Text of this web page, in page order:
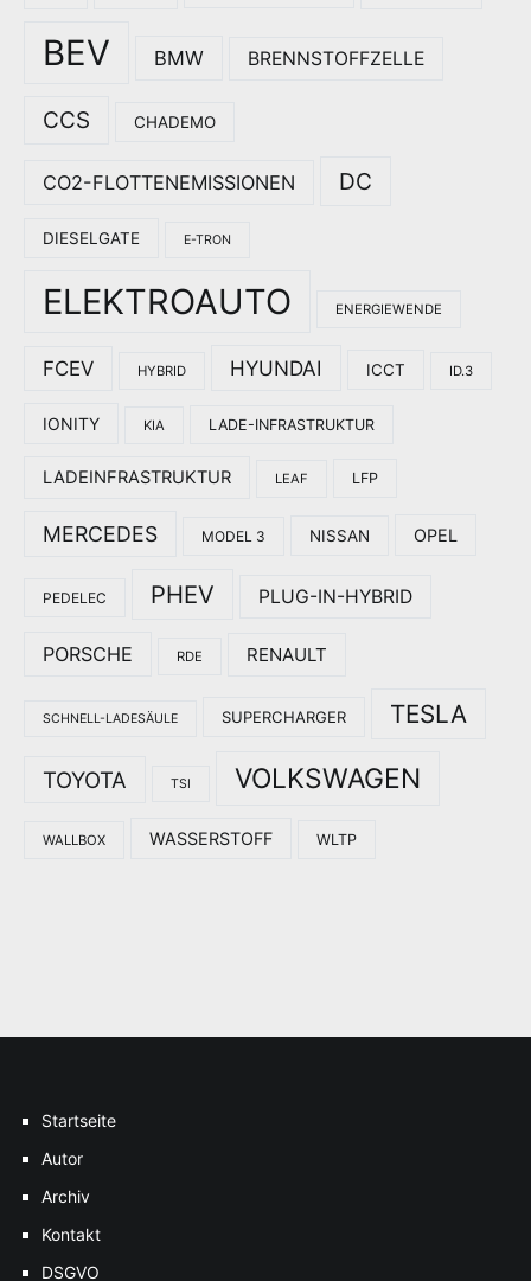
BEV BMW BRENNSTOFFZELLE
CCS CHADEMO
CO2-FLOTTENEMISSIONEN DC
DIESELGATE E-TRON
ELEKTROAUTO ENERGIEWENDE
FCEV HYBRID HYUNDAI ICCT ID.3
IONITY KIA LADE-INFRASTRUKTUR
LADEINFRASTRUKTUR LEAF LFP
MERCEDES MODEL 3 NISSAN OPEL
PEDELEC PHEV PLUG-IN-HYBRID
PORSCHE RDE RENAULT
SCHNELL-LADESÄULE SUPERCHARGER TESLA
TOYOTA TSI VOLKSWAGEN
WALLBOX WASSERSTOFF WLTP
Startseite
Autor
Archiv
Kontakt
DSGVO